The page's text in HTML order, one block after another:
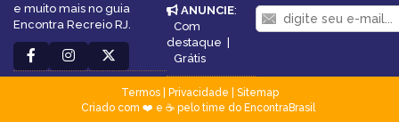
e muito mais no guia
Encontra Recreio RJ.
ANUNCIE:
Com
destaque |
Grátis
Termos| Privacidade
Sitemap
Criado com ❤️ e ☕ pelo time do EncontraBrasil